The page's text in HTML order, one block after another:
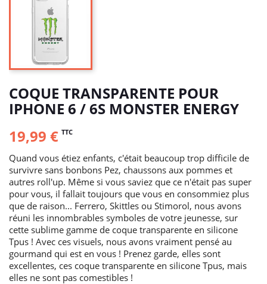
COQUE TRANSPARENTE POUR
IPHONE 6 / 6S MONSTER ENERGY
19,99 € TTC
Quand vous étiez enfants, c'était beaucoup trop difficile de
survivre sans bonbons Pez, chaussons aux pommes et
autres roll'up. Même si vous saviez que ce n'était pas super
pour vous, il fallait toujours que vous en consommiez plus
que de raison... Ferrero, Skittles ou Stimorol, nous avons
réuni les innombrables symboles de votre jeunesse, sur
cette sublime gamme de coque transparente en silicone
Tpus ! Avec ces visuels, nous avons vraiment pensé au
gourmand qui est en vous ! Prenez garde, elles sont
excellentes, ces coque transparente en silicone Tpus, mais
elles ne sont pas comestibles !